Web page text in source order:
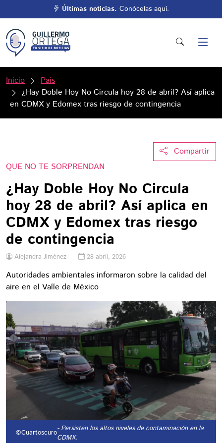
Últimas noticias. Conócelas aquí.
Inicio
País
¿Hay Doble Hoy No Circula hoy 28 de abril? Así aplica
en CDMX y Edomex tras riesgo de contingencia
Compartir
QUE NO TE SORPRENDAN
¿Hay Doble Hoy No Circula
hoy 28 de abril? Así aplica en
CDMX y Edomex tras riesgo
de contingencia
Alejandra Jiménez 28 abril, 2026
Autoridades ambientales informaron sobre la calidad del
aire en el Valle de México
©Cuartoscuro- Persisten los altos niveles de contaminación en la
CDMX.